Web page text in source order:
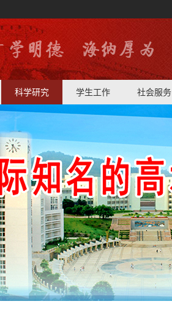
科学研究 学生工作 社会服务